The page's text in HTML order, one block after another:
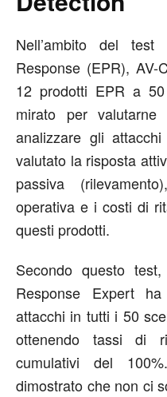
Nell’ambito del test
Response (EPR), AV-
12 prodotti EPR a
mirato per valutarne
analizzare gli
valutato la risposta
passiva
operativa e i costi di
questi prodotti.
Secondo questo
Response Expert
attacchi in tutti i 50
ottenendo tassi di
cumulativi del
dimostrato che non ci